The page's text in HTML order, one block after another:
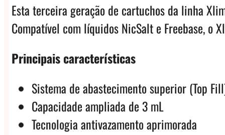
Esta terceira geração de cartuchos da linha
Compatível com líquidos NicSalt e Freebase, o
Principais características
Sistema de abastecimento superior (Top
Capacidade ampliada de 3 mL
Tecnologia antivazamento aprimorada